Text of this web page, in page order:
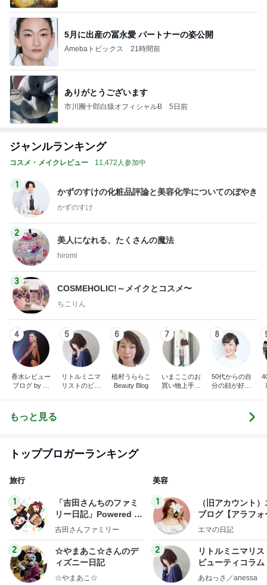
5月に出産の冨永愛 パートナーの姿公開
Amebaトピックス 21時間前
ありがとうございます
市川團十郎白猿オフィシャルB 5日前
ジャンルランキング
コスメ・メイクレビュー 11,472人参加中
1
かずのすけの化粧品評論と美容化学についてのぼやき
かずのすけ
2
美人になれる、たくさんの魔法
hiromi
3
COSMEHOLIC!～メイクとコスメ〜
ちこりん
4
香水レビュー
ブログ by 箸
5
リトルミニマ
リストのビュ
6
植村うららこ
Beauty Blog
7
いまここのお
買い物上手に
8
50代からの自
分の顔が好き
京・代々木上
原 Amberstyl
もっと見る
トップブロガーランキング
旅行
1
「吉田さんちのファミ
リー日記」Powered b
y Ameba 吉田さんファ
ログ
吉田さんファミリー
2
☆やまあこ☆さんのデ
ィズニー日記
☆やまあこ☆
美容
1
（旧アカウント
ブログ【アラフォ
社売却セカンドラ
エマの日記
2
リトルミニマリス
ビューティコラ
little
あねっさ／anessa